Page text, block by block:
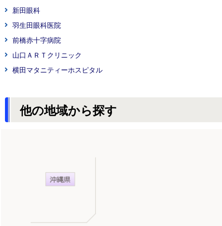
新田眼科
羽生田眼科医院
前橋赤十字病院
山口ＡＲＴクリニック
横田マタニティーホスピタル
他の地域から探す